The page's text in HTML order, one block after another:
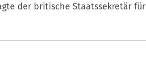
der britische Staatssekretär für